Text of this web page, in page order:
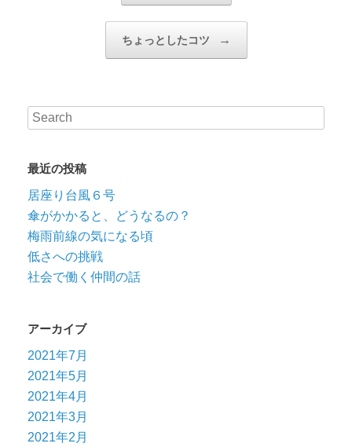
ちょっとしたコツ →
最近の投稿
居座り台風６号
傘がかかると、どうなるの？
梅雨前線の気になる頃
低さへの挑戦
社会で働く仲間の話
アーカイブ
2021年7月
2021年5月
2021年4月
2021年3月
2021年2月